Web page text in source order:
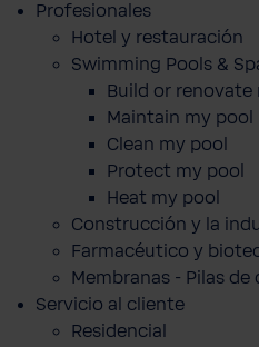
Profesionales
Hotel y restauración
Swimming Pools &
Build or renovate
Maintain my pool
Clean my pool
Protect my pool
Heat my pool
Construcción y la
Farmacéutico y
Membranas - Pilas
Servicio al cliente
Residencial